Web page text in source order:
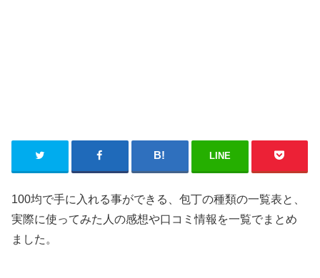
LINE
100均で手に入れる事ができる、包丁の種類の一覧表と、
実際に使ってみた人の感想や口コミ情報を一覧でまとめ
ました。